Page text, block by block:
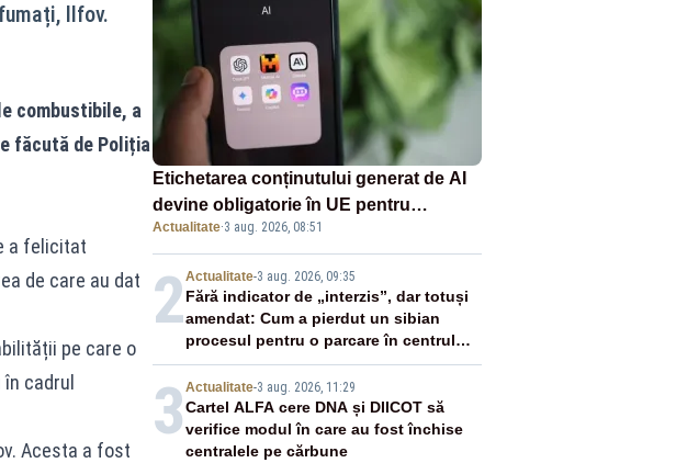
Ilfov.
combustibile, a
făcută de Poliția
a felicitat
de care au dat
pe care o
cadrul
Acesta a fost
Etichetarea conținutului generat de AI
devine obligatorie în UE pentru
companii
Actualitate·3 aug. 2026, 08:51
2Actualitate-3 aug. 2026, 09:35
Fără indicator de „interzis”, dar totuși
amendat: Cum a pierdut un sibian
procesul pentru o parcare în centrul
orașului
3 Actualitate-3 aug. 2026, 11:29
Cartel ALFA cere DNA și DIICOT să
verifice modul în care au fost închise
centralele pe cărbune